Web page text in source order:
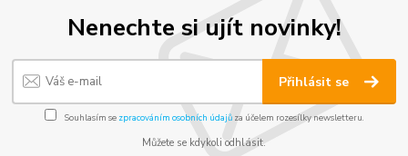
Nenechte si ujít novinky!
Přihlásit se
Souhlasím se zpracováním osobních údajůza účelem rozesílky newsletteru.
Můžete se kdykoli odhlásit.